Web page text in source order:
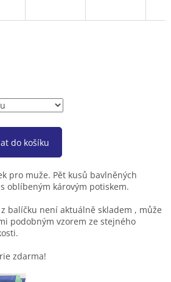
do košíku
pro muže. Pět kusů bavlněných
oblíbeným károvým potiskem.
balíčku není aktuálně skladem , může
podobným vzorem ze stejného
zdarma!